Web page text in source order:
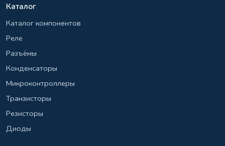
Каталог
Каталог компонентов
Реле
Разъёмы
Конденсаторы
Микроконтроллеры
Транзисторы
Резисторы
Диоды